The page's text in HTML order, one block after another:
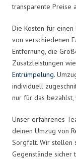
transparente Preise
Die Kosten für einen
von verschiedenen
Entfernung, die
Zusatzleistungen
Entrümpelung.
individuell
nur für das bezahlst,
Unser erfahrenes
deinen Umzug von
Sorgfalt. Wir stellen
Gegenstände